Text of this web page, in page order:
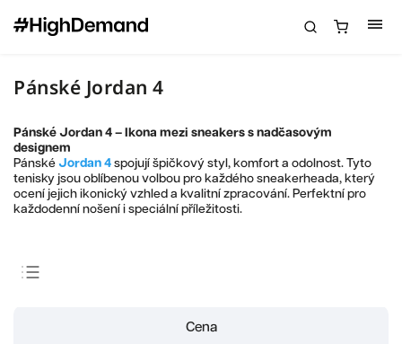
Pánské Jordan 4
Pánské Jordan 4 – Ikona mezi sneakers s nadčasovým
designem
Pánské Jordan 4 spojují špičkový styl, komfort a odolnost. Tyto
tenisky jsou oblíbenou volbou pro každého sneakerheada, který
ocení jejich ikonický vzhled a kvalitní zpracování. Perfektní pro
každodenní nošení i speciální příležitosti.
Cena